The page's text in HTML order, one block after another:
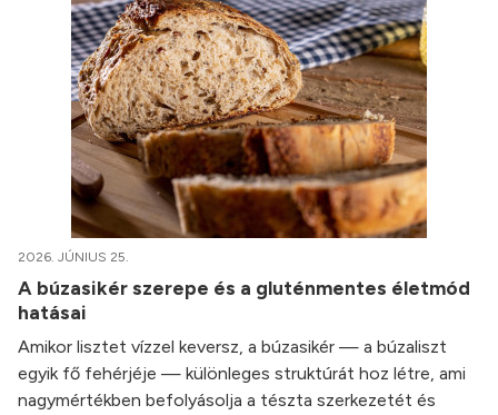
2026. JÚNIUS 25.
A búzasikér szerepe és a gluténmentes életmód
hatásai
Amikor lisztet vízzel keversz, a búzasikér — a búzaliszt
egyik fő fehérjéje — különleges struktúrát hoz létre, ami
nagymértékben befolyásolja a tészta szerkezetét és